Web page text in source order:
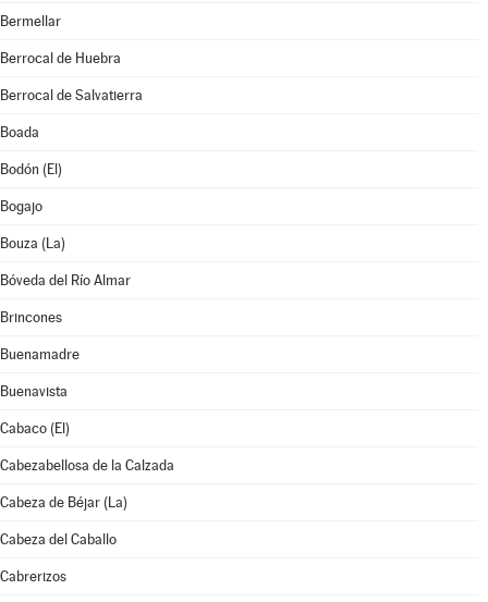
Bermellar
Berrocal de Huebra
Berrocal de Salvatierra
Boada
Bodón (El)
Bogajo
Bouza (La)
Bóveda del Río Almar
Brincones
Buenamadre
Buenavista
Cabaco (El)
Cabezabellosa de la Calzada
Cabeza de Béjar (La)
Cabeza del Caballo
Cabrerizos